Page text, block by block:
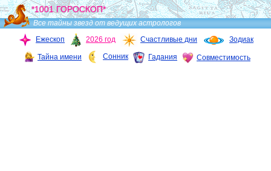
*1001 ГОРОСКОП*
Все тайны звезд от ведущих астрологов
Ежескоп
2026 год Счастливые дни Зодиак
Тайна имени Сонник Гадания Совместимость